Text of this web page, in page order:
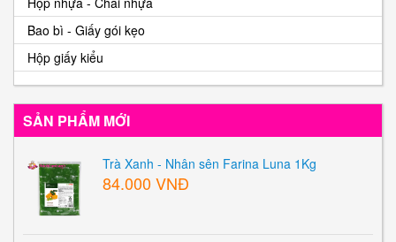
Bao bì - Giấy gói kẹo
Hộp giấy kiểu
SẢN PHẨM MỚI
Trà Xanh - Nhân sên Farina Luna 1Kg
84.000 VNĐ